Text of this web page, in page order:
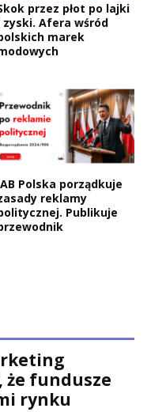
przez płot po lajki
zyski. Afera wśród
marek
Polska porządkuje
reklamy
Publikuje
że fundusze
rynku